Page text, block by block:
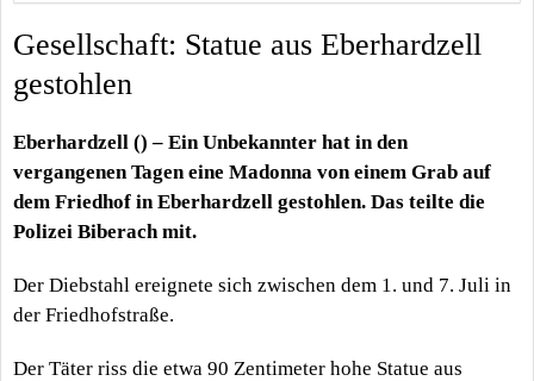
Gesellschaft: Statue aus Eberhardzell
gestohlen
Eberhardzell () – Ein Unbekannter hat in den
vergangenen Tagen eine Madonna von einem Grab auf
dem Friedhof in Eberhardzell gestohlen. Das teilte die
Polizei Biberach mit.
Der Diebstahl ereignete sich zwischen dem 1. und 7. Juli in
der Friedhofstraße.
Der Täter riss die etwa 90 Zentimeter hohe Statue aus